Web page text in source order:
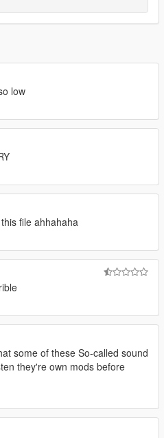
low
file ahhahaha
some of these So-called sound
they're own mods before